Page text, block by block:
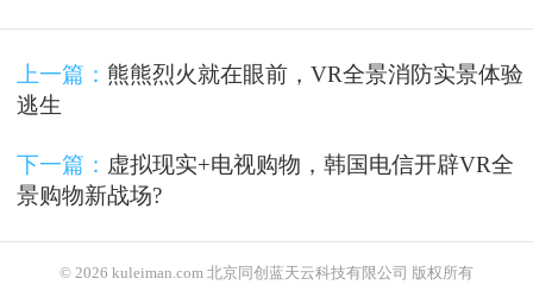
上一篇： 熊熊烈火就在眼前，VR全景消防实景体验
逃生
下一篇： 虚拟现实+电视购物，韩国电信开辟VR全
景购物新战场?
© 2026 kuleiman.com 北京同创蓝天云科技有限公司 版权所有